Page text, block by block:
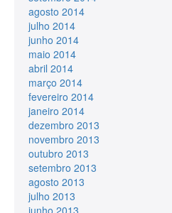
agosto 2014
julho 2014
junho 2014
maio 2014
abril 2014
março 2014
fevereiro 2014
janeiro 2014
dezembro 2013
novembro 2013
outubro 2013
setembro 2013
agosto 2013
julho 2013
junho 2013